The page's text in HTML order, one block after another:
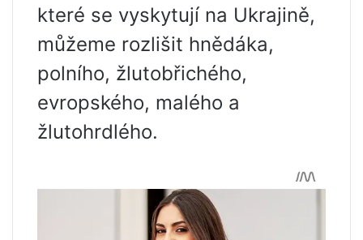
které se vyskytují na Ukrajině,
můžeme rozlišit hnědáka,
polního, žlutobřichého,
evropského, malého a
žlutohrdlého.